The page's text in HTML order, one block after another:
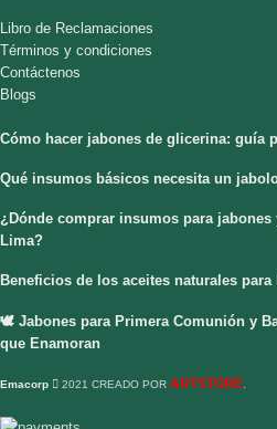
Libro de Reclamaciones
Términos y condiciones
Contáctenos
Blogs
Cómo hacer jabones de glicerina: guía
Qué insumos básicos necesita un
¿Dónde comprar insumos para
Lima?
Beneficios de los aceites naturales
🕊️ Jabones para Primera Comunión y
que Enamoran
Emacorp 2021 CREADO POR ARTSTORE